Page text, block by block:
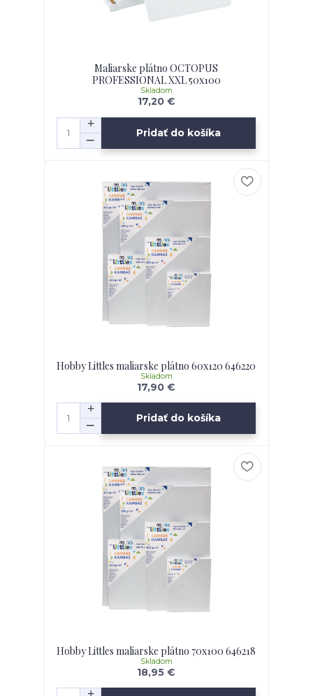
Maliarske plátno OCTOPUS
PROFESSIONAL XXL 50x100
17,20 €
Skladom
Pridať do košíka
Hobby Littles maliarske plátno 60x120 646220
17,90 €
Skladom
Pridať do košíka
Hobby Littles maliarske plátno 70x100 646218
18,95 €
Skladom